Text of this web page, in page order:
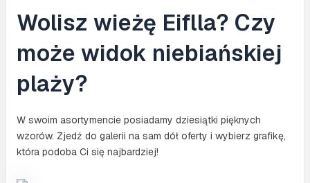
Wolisz wieżę Eiflla? Czy
może widok niebiańskiej
plaży?
W swoim asortymencie posiadamy dziesiątki pięknych
wzorów. Zjedź do galerii na sam dół oferty i wybierz grafikę,
która podoba Ci się najbardziej!